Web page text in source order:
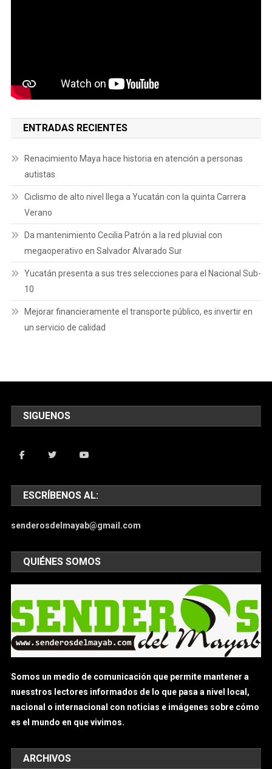
ENTRADAS RECIENTES
Renacimiento Maya hace historia en atención a personas
autistas
Ciclismo de alto nivel llega a Yucatán con la quinta Carrera
Verano
Da mantenimiento Cecilia Patrón a la red pluvial con
megaoperativo en Salvador Alvarado Sur
Yucatán presenta a sus tres selecciones para el Nacional Sub-
10
Mejorar financieramente el transporte público, es invertir en
un servicio de calidad
SIGUENOS
ESCRÍBENOS AL:
senderosdelmayab@gmail.com
QUIÉNES SOMOS
Somos un medio de comunicación que permite mantener a
nuesstros lectores informados de lo que pasa a nivel local,
nacional o internacional con noticias e imágenes sobre cómo
es el mundo en que vivimos.
ARCHIVOS